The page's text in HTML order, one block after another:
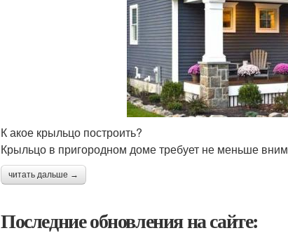
К акое крыльцо построить?
Крыльцо в пригородном доме требует не меньше
читать дальше →
Последние обновления на сайте: